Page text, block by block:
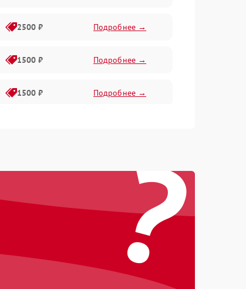
2500 ₽ Подробнее →
1500 ₽ Подробнее →
1500 ₽ Подробнее →
Подробнее →
Подробнее →
?